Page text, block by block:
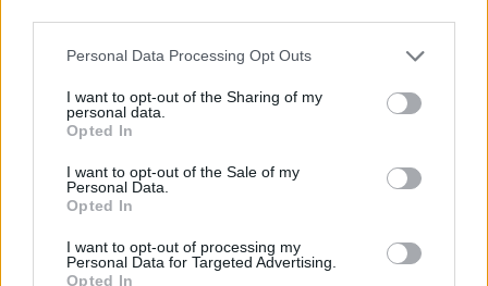
Personal Data Processing Opt Outs
I want to opt-out of the Sharing of my
personal data.
Opted In
I want to opt-out of the Sale of my
Personal Data.
Opted In
I want to opt-out of processing my
Personal Data for Targeted Advertising.
Opted In
Inutilizzato 6 - 15